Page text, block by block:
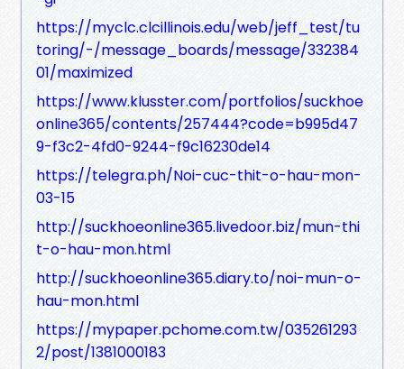
https://myclc.clcillinois.edu/web/jeff_test/tu
toring/-/message_boards/message/332384
01/maximized
https://www.klusster.com/portfolios/suckhoe
online365/contents/257444?code=b995d47
9-f3c2-4fd0-9244-f9c16230de14
https://telegra.ph/Noi-cuc-thit-o-hau-mon-
03-15
http://suckhoeonline365.livedoor.biz/mun-thi
t-o-hau-mon.html
http://suckhoeonline365.diary.to/noi-mun-o-
hau-mon.html
https://mypaper.pchome.com.tw/035261293
2/post/1381000183